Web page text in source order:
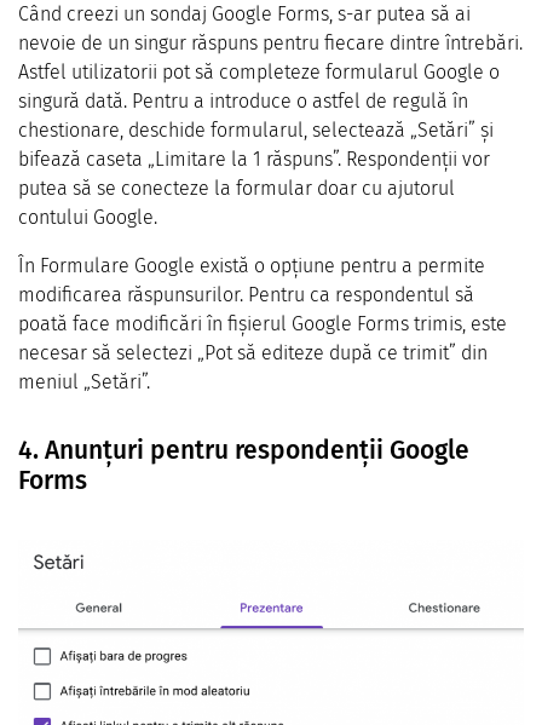
Când creezi un sondaj Google Forms, s-ar putea să ai
nevoie de un singur răspuns pentru fiecare dintre întrebări.
Astfel utilizatorii pot să completeze formularul Google o
singură dată. Pentru a introduce o astfel de regulă în
chestionare, deschide formularul, selectează „Setări” și
bifează caseta „Limitare la 1 răspuns”. Respondenții vor
putea să se conecteze la formular doar cu ajutorul
contului Google.
În Formulare Google există o opțiune pentru a permite
modificarea răspunsurilor. Pentru ca respondentul să
poată face modificări în fișierul Google Forms trimis, este
necesar să selectezi „Pot să editeze după ce trimit” din
meniul „Setări”.
4. Anunțuri pentru respondenții Google
Forms